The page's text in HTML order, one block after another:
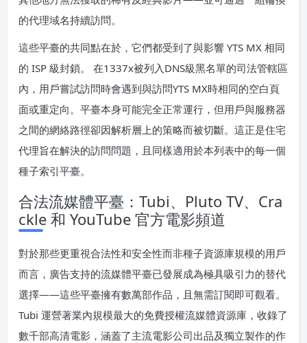
的代理域名持續訪問。
這些平臺的共同點在於，它們都受到了與影響 YTS MX 相同
的 ISP 級封鎖。 在1337x被列入DNS級黑名單的司法管轄區
內，用戶嘗試訪問時會遇到與訪問YTS MX時相同的空白頁
面或重定向。平臺本身可能完全正常運行，但用戶與服務器
之間的網絡路徑卻因解析層上的策略而被切斷。這正是住宅
代理旨在解決的訪問問題，且同樣適用於本列表中的每一個
種子索引平臺。
合法流媒體平臺：Tubi、Pluto TV、Cra
ckle 和 YouTube 官方電影頻道
對於那些更重視合法性和安全性而非種子資源庫規模的用戶
而言，廣告支持的流媒體平臺已發展成為極具吸引力的替代
選擇——這些平臺擁有數萬部作品，且無需訂閱即可觀看。
Tubi 運營著業內規模最大的免費授權流媒體資源庫，收錄了
數千部高清電影，涵蓋了主流電影公司出品及獨立製作的作